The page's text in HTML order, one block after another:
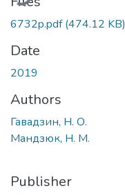
6732p.pdf(474.12 KB)
Date
2019
Authors
Гавадзин, Н. О.
Мандзюк, Н. М.
Publisher